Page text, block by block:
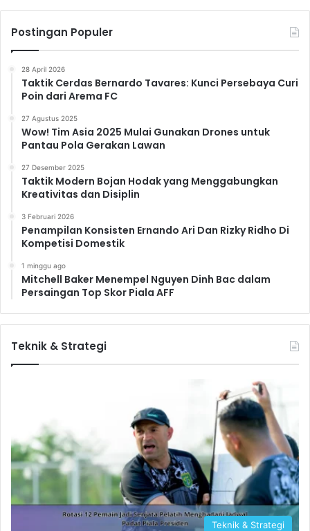
Postingan Populer
28 April 2026
Taktik Cerdas Bernardo Tavares: Kunci Persebaya Curi
Poin dari Arema FC
27 Agustus 2025
Wow! Tim Asia 2025 Mulai Gunakan Drones untuk
Pantau Pola Gerakan Lawan
27 Desember 2025
Taktik Modern Bojan Hodak yang Menggabungkan
Kreativitas dan Disiplin
3 Februari 2026
Penampilan Konsisten Ernando Ari Dan Rizky Ridho Di
Kompetisi Domestik
1 minggu ago
Mitchell Baker Menempel Nguyen Dinh Bac dalam
Persaingan Top Skor Piala AFF
Teknik & Strategi
Teknik & Strategi